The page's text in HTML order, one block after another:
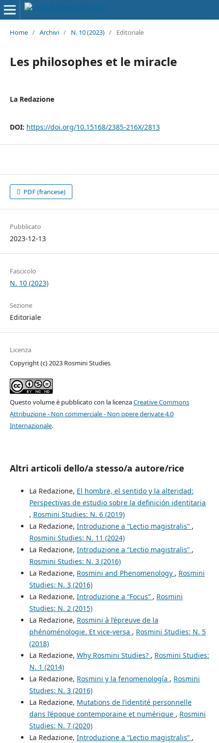
Home / Archivi / N. 10 (2023) / Editoriale
Les philosophes et le miracle
La Redazione
DOI: https://doi.org/10.15168/2385-216X/2813
PDF (francese)
Pubblicato
2023-12-13
Fascicolo
N. 10 (2023)
Sezione
Editoriale
Licenza
Copyright (c) 2023 Rosmini Studies
Questo volume è pubblicato con la licenzaCreative Commons
Attribuzione - Non commerciale - Non opere derivate 4.0
Internazionale.
Altri articoli dello/a stesso/a autore/rice
La Redazione, El hombre, el sentido y la alteridad:
Perspectivas de estudio sobre la definición identitaria
, Rosmini Studies: N. 6 (2019)
La Redazione, Introduzione a “Lectio magistralis” ,
Rosmini Studies: N. 11 (2024)
La Redazione, Introduzione a “Lectio magistralis” ,
Rosmini Studies: N. 3 (2016)
La Redazione, Rosmini and Phenomenology , Rosmini
Studies: N. 3 (2016)
La Redazione, Introduzione a “Focus” , Rosmini
Studies: N. 2 (2015)
La Redazione, Rosmini à l’épreuve de la
phénoménologie. Et vice-versa , Rosmini Studies: N. 5
(2018)
La Redazione, Why Rosmini Studies? , Rosmini Studies:
N. 1 (2014)
La Redazione, Rosmini y la fenomenología , Rosmini
Studies: N. 3 (2016)
La Redazione, Mutations de l’identité personnelle
dans l’époque contemporaine et numérique , Rosmini
Studies: N. 7 (2020)
La Redazione, Introduzione a “Lectio magistralis” ,